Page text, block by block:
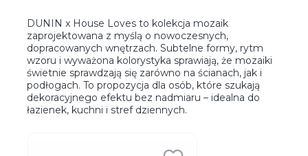
DUNIN x House Loves to kolekcja mozaik
zaprojektowana z myślą o nowoczesnych,
dopracowanych wnętrzach. Subtelne formy, rytm
wzoru i wyważona kolorystyka sprawiają, że mozaiki
świetnie sprawdzają się zarówno na ścianach, jak i
podłogach. To propozycja dla osób, które szukają
dekoracyjnego efektu bez nadmiaru – idealna do
łazienek, kuchni i stref dziennych.